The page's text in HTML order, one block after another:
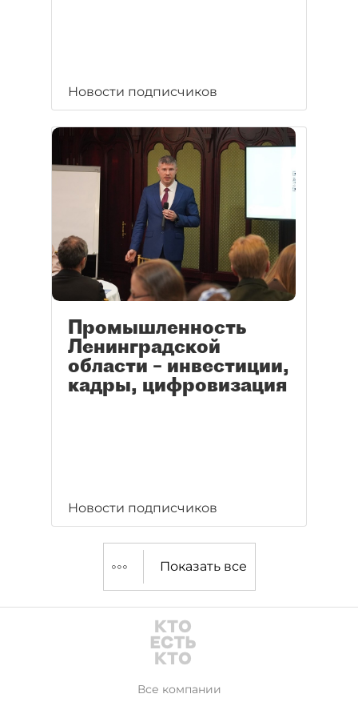
Новости подписчиков
Промышленность
Ленинградской
области – инвестиции,
кадры, цифровизация
Новости подписчиков
Показать все
Все компании